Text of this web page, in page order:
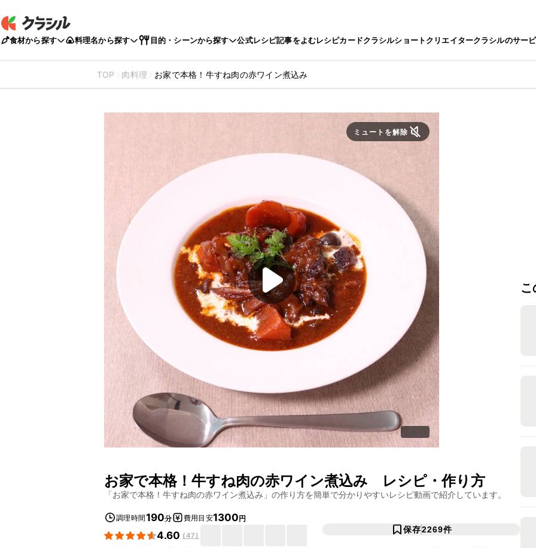
食材から探す 料理名から探す 目的・シーンから探す 公式レシピ記事をよむレシピカードクラシルショートクリエイタークラシルのサー
TOP 肉料理 お家で本格！牛すね肉の赤ワイン煮込み
ミュートを解除
お家で本格！牛すね肉の赤ワイン煮込み レシピ・作り方
「お家で本格！牛すね肉の赤ワイン煮込み 」の作り方を簡単で分かりやすいレシピ動画で紹介しています。
調理時間190分 費用目安1300円
4.60 (47)
保存2269件